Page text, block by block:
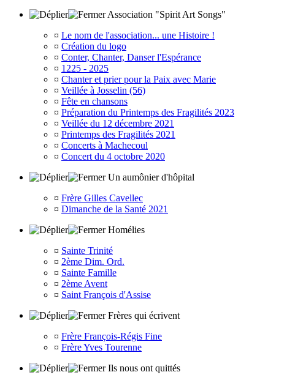
Association "Spirit Art Songs"
¤ Le nom de l'association... une Histoire !
¤ Création du logo
¤ Conter, Chanter, Danser l'Espérance
¤ 1225 - 2025
¤ Chanter et prier pour la Paix avec Marie
¤ Veillée à Josselin (56)
¤ Fête en chansons
¤ Préparation du Printemps des Fragilités 2023
¤ Veillée du 12 décembre 2021
¤ Printemps des Fragilités 2021
¤ Concerts à Machecoul
¤ Concert du 4 octobre 2020
Un aumônier d'hôpital
¤ Frère Gilles Cavellec
¤ Dimanche de la Santé 2021
Homélies
¤ Sainte Trinité
¤ 2ème Dim. Ord.
¤ Sainte Famille
¤ 2ème Avent
¤ Saint François d'Assise
Frères qui écrivent
¤ Frère François-Régis Fine
¤ Frère Yves Tourenne
Ils nous ont quittés